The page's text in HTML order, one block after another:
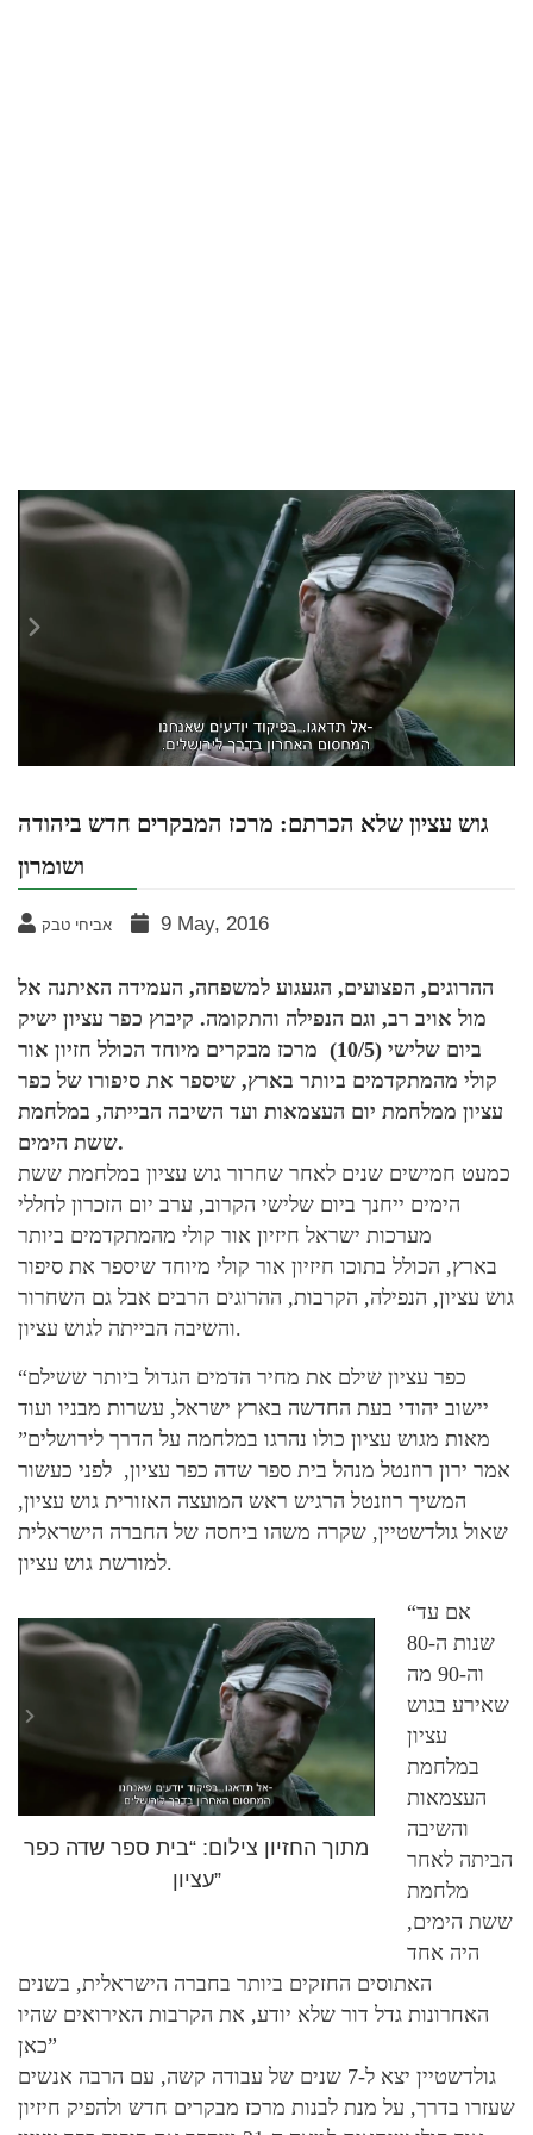
גוש עציון שלא הכרתם: מרכז המבקרים חדש ביהודה
ושומרון
אביחי טבק 9 May, 2016
ההרוגים, הפצועים, הגעגוע למשפחה, העמידה האיתנה אל
מול אויב רב, וגם הנפילה והתקומה. קיבוץ כפר עציון ישיק
ביום שלישי (10/5) מרכז מבקרים מיוחד הכולל חזיון אור
קולי מהמתקדמים ביותר בארץ, שיספר את סיפורו של כפר
עציון ממלחמת יום העצמאות ועד השיבה הבייתה, במלחמת
ששת הימים.
כמעט חמישים שנים לאחר שחרור גוש עציון במלחמת ששת
הימים ייחנך ביום שלישי הקרוב, ערב יום הזכרון לחללי
מערכות ישראל חיזיון אור קולי מהמתקדמים ביותר
בארץ, הכולל בתוכו חיזיון אור קולי מיוחד שיספר את סיפור
גוש עציון, הנפילה, הקרבות, ההרוגים הרבים אבל גם השחרור
והשיבה הבייתה לגוש עציון.
“כפר עציון שילם את מחיר הדמים הגדול ביותר ששילם
יישוב יהודי בעת החדשה בארץ ישראל, עשרות מבניו ועוד
מאות מגוש עציון כולו נהרגו במלחמה על הדרך לירושלים”
אמר ירון רוזנטל מנהל בית ספר שדה כפר עציון, לפני כעשור
המשיך רוזנטל הרגיש ראש המועצה האזורית גוש עציון,
שאול גולדשטיין, שקרה משהו ביחסה של החברה הישראלית
למורשת גוש עציון.
מתוך החזיון צילום: “בית ספר שדה כפר
עציון”
“אם עד
שנות ה-80
וה-90 מה
שאירע בגוש
עציון
במלחמת
העצמאות
והשיבה
הביתה לאחר
מלחמת
ששת הימים,
היה אחד
האתוסים החזקים ביותר בחברה הישראלית, בשנים
האחרונות גדל דור שלא יודע, את הקרבות האירואים שהיו
כאן”
גולדשטיין יצא ל-7 שנים של עבודה קשה, עם הרבה אנשים
שעזרו בדרך, על מנת לבנות מרכז מבקרים חדש ולהפיק חיזיון